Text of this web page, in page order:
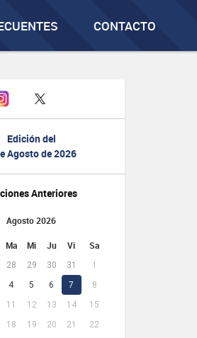
CONTACTO
Edición del
Agosto de 2026
Anteriores
Agosto 2026
Ma Mi Ju Vi Sa
28 29 30 31
1
4 5 6 7
8
11 12 13 14
15
18 19 20 21
22